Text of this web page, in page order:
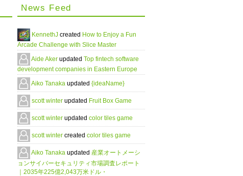
News Feed
KennethJ created How to Enjoy a Fun
Arcade Challenge with Slice Master
Aide Aker updated Top fintech software
development companies in Eastern Europe
Aiko Tanaka updated {ideaName}
scott winter updated Fruit Box Game
scott winter updated color tiles game
scott winter created color tiles game
Aiko Tanaka updated 産業オートメーシ
ョンサイバーセキュリティ市場調査レポート
｜2035年225億2,043万米ドル・